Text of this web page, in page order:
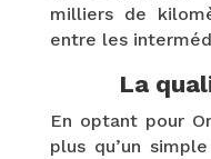
milliers de
entre les
La
En optant pour
plus qu’un